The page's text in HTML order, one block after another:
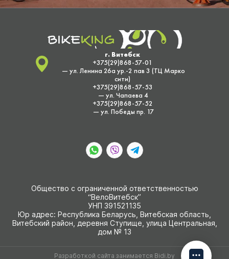
г. Витебск
+375(29)868-57-01
— ул. Ленина 26а ур.-2 пав 3 (ТЦ Марко
сити)
+375(29)868-57-53
— ул. Чапаева 4
+375(29)868-57-52
— ул. Победы пр. 17
Общество с ограниченной ответственностью
“ВелоВитебск”
УНП 391521135
Юр адрес: Республика Беларусь, Витебская область,
Витебский район, деревня Ступище, улица Центральная,
дом № 13
Разработкой сайта занимается Bidi.by